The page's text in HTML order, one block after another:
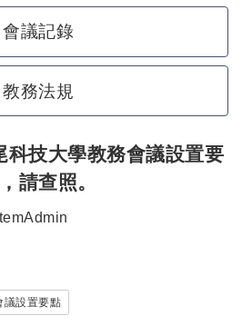
會議記錄
教務法規
科技大學教務會議設置要
請查照。
：
議設置要點